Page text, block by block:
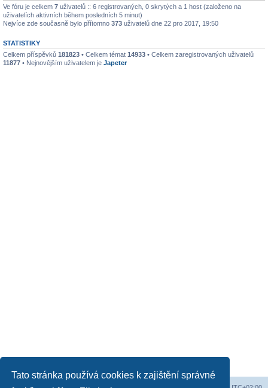
Tato stránka používá cookies k zajištění správné
Ve fóru je celkem 7 uživatelů :: 6 registrovaných, 0 skrytých a 1 host (založeno na
uživatelích aktivních během posledních 5 minut)
Nejvíce zde současně bylo přítomno 373 uživatelů dne 22 pro 2017, 19:50
STATISTIKY
Celkem příspěvků 181823 • Celkem témat 14933 • Celkem zaregistrovaných uživatelů
11877 • Nejnovějším uživatelem je Japeter